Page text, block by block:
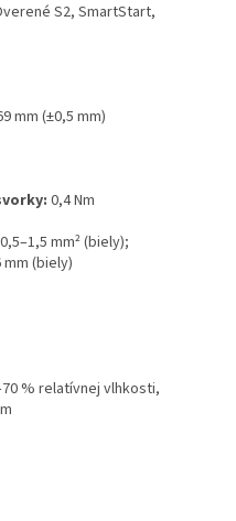
S2, SmartStart,
mm (±0,5 mm)
0,4 Nm
mm² (biely);
(biely)
% relatívnej vlhkosti,